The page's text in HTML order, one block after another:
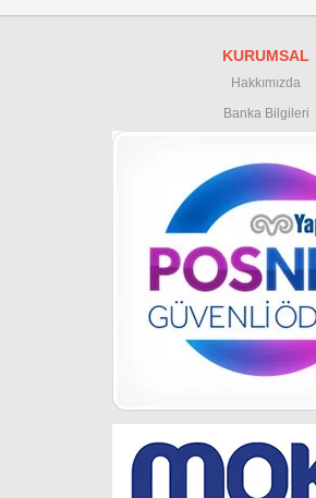
KURUMSAL
Hakkımızda
Banka Bilgileri